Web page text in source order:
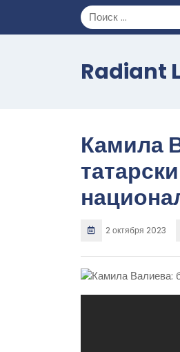
содержимому
Radiant
Камила
2 октября 2023